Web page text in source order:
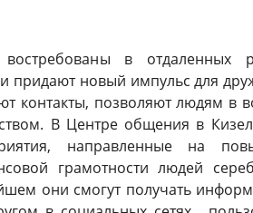
стандартные настройки
в отдаленных
придают новый импульс для
контакты, позволяют людям в
В Центре общения в
направленные на
грамотности людей
они смогут получать